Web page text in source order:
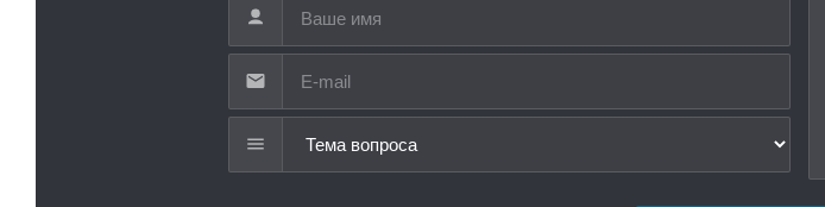
Тема вопроса